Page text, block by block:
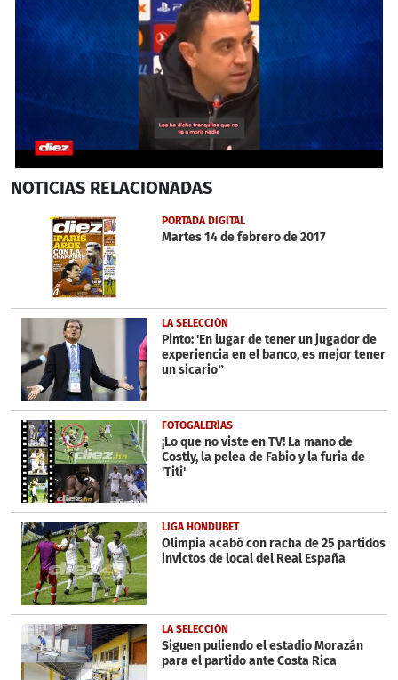
seconds
minute,
second
NOTICIAS RELACIONADAS
PORTADA DIGITAL
Martes 14 de febrero de 2017
LA SELECCIÓN
Pinto: 'En lugar de tener un jugador de
experiencia en el banco, es mejor tener
un sicario”
FOTOGALERÍAS
¡Lo que no viste en TV! La mano de
Costly, la pelea de Fabio y la furia de
'Titi'
LIGA HONDUBET
Olimpia acabó con racha de 25 partidos
invictos de local del Real España
LA SELECCIÓN
Siguen puliendo el estadio Morazán
para el partido ante Costa Rica